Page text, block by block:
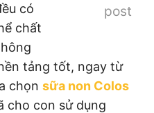
post
có
chất
tảng tốt, ngay từ
chọn sữa non Colos
cho con sử dụng